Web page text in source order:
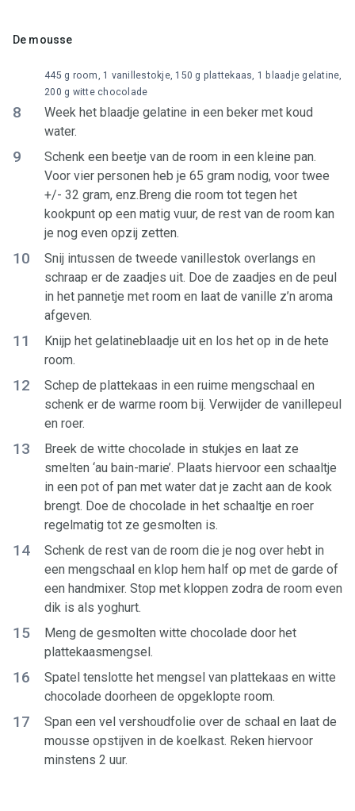
De mousse
8
Week het blaadje gelatine in een beker met koud
water.
445 g room, 1 vanillestokje, 150 g plattekaas, 1 blaadje gelatine,
200 g witte chocolade
9
Schenk een beetje van de room in een kleine pan.
Voor vier personen heb je 65 gram nodig, voor twee
+/- 32 gram, enz.Breng die room tot tegen het
kookpunt op een matig vuur, de rest van de room kan
je nog even opzij zetten.
10
Snij intussen de tweede vanillestok overlangs en
schraap er de zaadjes uit. Doe de zaadjes en de peul
in het pannetje met room en laat de vanille z’n aroma
afgeven.
11
Knijp het gelatineblaadje uit en los het op in de hete
room.
12
Schep de plattekaas in een ruime mengschaal en
schenk er de warme room bij. Verwijder de vanillepeul
en roer.
13
Breek de witte chocolade in stukjes en laat ze
smelten ‘au bain-marie’. Plaats hiervoor een schaaltje
in een pot of pan met water dat je zacht aan de kook
brengt. Doe de chocolade in het schaaltje en roer
regelmatig tot ze gesmolten is.
14
Schenk de rest van de room die je nog over hebt in
een mengschaal en klop hem half op met de garde of
een handmixer. Stop met kloppen zodra de room even
dik is als yoghurt.
15
Meng de gesmolten witte chocolade door het
plattekaasmengsel.
16
Spatel tenslotte het mengsel van plattekaas en witte
chocolade doorheen de opgeklopte room.
17
Span een vel vershoudfolie over de schaal en laat de
mousse opstijven in de koelkast. Reken hiervoor
minstens 2 uur.